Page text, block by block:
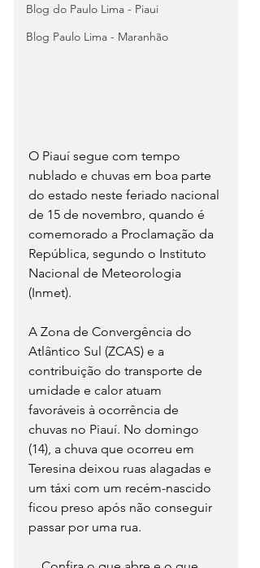
Blog do Paulo Lima - Piaui
Blog Paulo Lima - Maranhão
O Piauí segue com tempo
nublado e chuvas em boa parte
do estado neste feriado nacional
de 15 de novembro, quando é
comemorado a Proclamação da
República, segundo o Instituto
Nacional de Meteorologia
(Inmet).
A Zona de Convergência do
Atlântico Sul (ZCAS) e a
contribuição do transporte de
umidade e calor atuam
favoráveis à ocorrência de
chuvas no Piauí. No domingo
(14), a chuva que ocorreu em
Teresina deixou ruas alagadas e
um táxi com um recém-nascido
ficou preso após não conseguir
passar por uma rua.